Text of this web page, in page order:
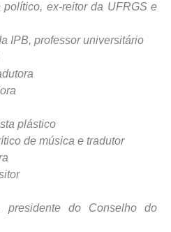
ex-reitor da UFRGS e
IPB, professor universitário
plástico
de música e tradutor
presidente do Conselho do